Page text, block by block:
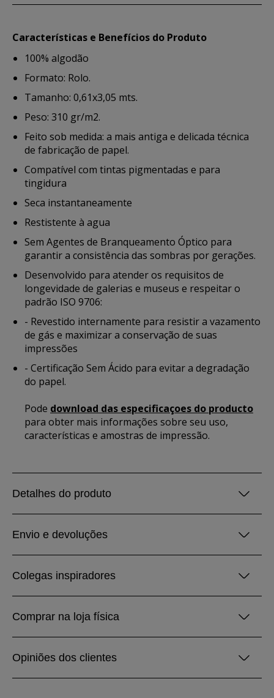
Características e Benefícios do Produto
100% algodão
Formato: Rolo.
Tamanho: 0,61x3,05 mts.
Peso: 310 gr/m2.
Feito sob medida: a mais antiga e delicada técnica
de fabricação de papel.
Compatível com tintas pigmentadas e para
tingidura
Seca instantaneamente
Restistente à agua
Sem Agentes de Branqueamento Óptico para
garantir a consistência das sombras por gerações.
Desenvolvido para atender os requisitos de
longevidade de galerias e museus e respeitar o
padrão ISO 9706:
- Revestido internamente para resistir a vazamento
de gás e maximizar a conservação de suas
impressões
- Certificação Sem Ácido para evitar a degradação
do papel.
Pode download das especificaçoes do producto
para obter mais informações sobre seu uso,
características e amostras de impressão.
Detalhes do produto
Envio e devoluções
Colegas inspiradores
Comprar na loja física
Opiniões dos clientes